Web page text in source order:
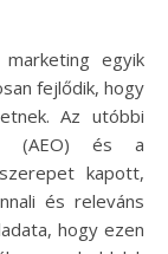
fejlődik, hogy
Az utóbbi
(AEO) és a
kapott,
és releváns
hogy ezen